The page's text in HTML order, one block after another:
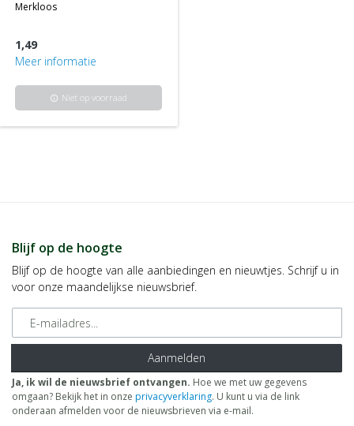
merkloos
1,49
Meer informatie
info Niet op voorraad
Blijf op de hoogte
Blijf op de hoogte van alle aanbiedingen en nieuwtjes. Schrijf u in
voor onze maandelijkse nieuwsbrief.
E-mailadres
Aanmelden
Ja, ik wil de nieuwsbrief ontvangen. Hoe we met uw gegevens
omgaan? Bekijk het in onze privacyverklaring. U kunt u via de link
onderaan afmelden voor de nieuwsbrieven via e-mail.